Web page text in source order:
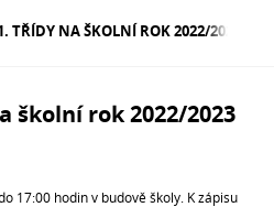
TŘÍDY NA ŠKOLNÍ ROK 2022/2023
školní rok 2022/2023
17:00 hodin v budově školy. K zápisu